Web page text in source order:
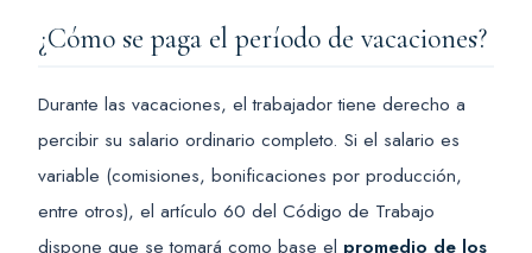
¿Cómo se paga el período de vacaciones?
Durante las vacaciones, el trabajador tiene derecho a
percibir su salario ordinario completo. Si el salario es
variable (comisiones, bonificaciones por producción,
entre otros), el artículo 60 del Código de Trabajo
dispone que se tomará como base el promedio de los